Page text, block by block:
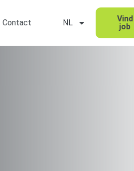
Contact NL
Vind
job